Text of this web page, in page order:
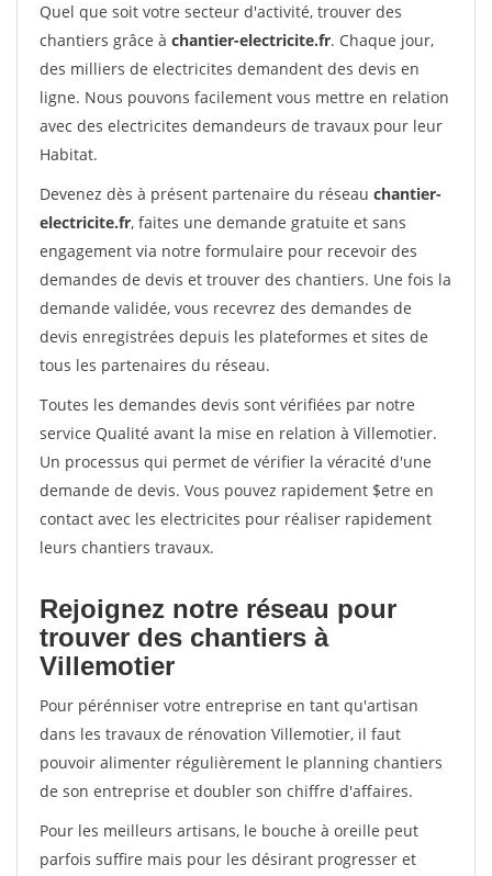
Quel que soit votre secteur d'activité, trouver des
chantiers grâce à chantier-electricite.fr. Chaque jour,
des milliers de electricites demandent des devis en
ligne. Nous pouvons facilement vous mettre en relation
avec des electricites demandeurs de travaux pour leur
Habitat.
Devenez dès à présent partenaire du réseau chantier-
electricite.fr, faites une demande gratuite et sans
engagement via notre formulaire pour recevoir des
demandes de devis et trouver des chantiers. Une fois la
demande validée, vous recevrez des demandes de
devis enregistrées depuis les plateformes et sites de
tous les partenaires du réseau.
Toutes les demandes devis sont vérifiées par notre
service Qualité avant la mise en relation à Villemotier.
Un processus qui permet de vérifier la véracité d'une
demande de devis. Vous pouvez rapidement $etre en
contact avec les electricites pour réaliser rapidement
leurs chantiers travaux.
Rejoignez notre réseau pour
trouver des chantiers à
Villemotier
Pour pérénniser votre entreprise en tant qu'artisan
dans les travaux de rénovation Villemotier, il faut
pouvoir alimenter régulièrement le planning chantiers
de son entreprise et doubler son chiffre d'affaires.
Pour les meilleurs artisans, le bouche à oreille peut
parfois suffire mais pour les désirant progresser et